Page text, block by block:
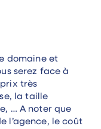
domaine et
serez face à
très
la taille
… A noter que
l’agence, le coût